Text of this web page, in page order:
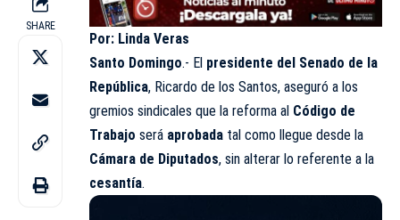
SHARE
Por: Linda Veras
Santo Domingo.- El presidente del Senado de la
República, Ricardo de los Santos, aseguró a los
gremios sindicales que la reforma al Código de
Trabajo será aprobada tal como llegue desde la
Cámara de Diputados, sin alterar lo referente a la
cesantía.